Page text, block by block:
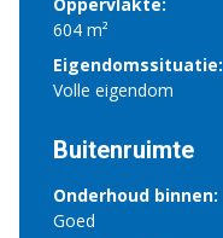
604 m²
Eigendomssituatie:
Volle eigendom
Buitenruimte
Onderhoud binnen:
Goed